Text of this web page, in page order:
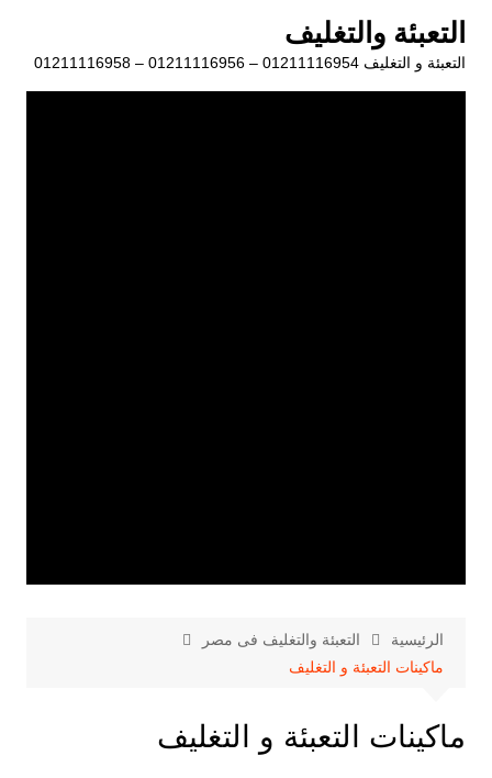
المحتوى
التعبئة والتغليف
التعبئة و التغليف 01211116954 – 01211116956 – 01211116958
الرئيسية
التعبئة والتغليف فى مصر
ماكينات التعبئة و التغليف
ماكينات التعبئة و التغليف